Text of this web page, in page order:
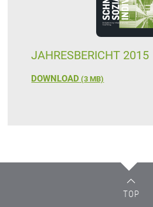
JAHRESBERICHT 2015
DOWNLOAD (3 MB)
TOP